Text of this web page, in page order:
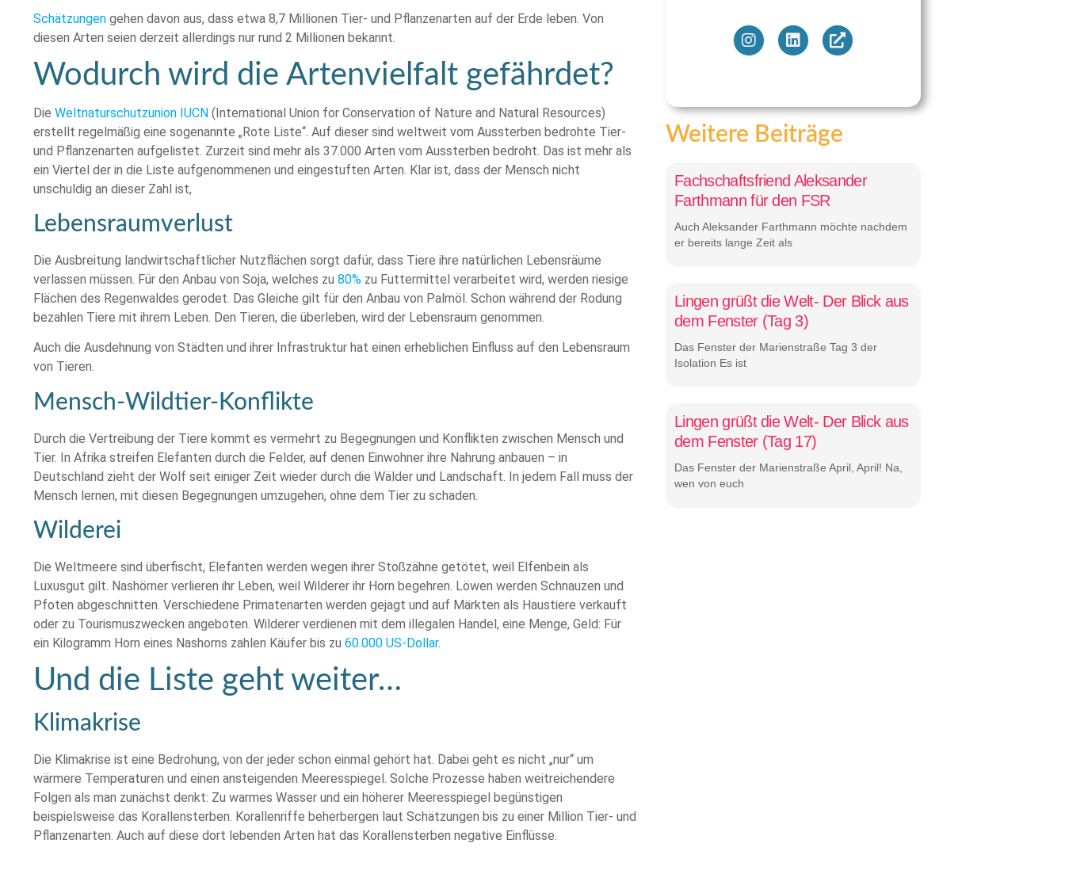
Schätzungen gehen davon aus, dass etwa 8,7 Millionen Tier- und Pflanzenarten auf der Erde leben. Von
diesen Arten seien derzeit allerdings nur rund 2 Millionen bekannt.
Wodurch wird die Artenvielfalt gefährdet?
Die Weltnaturschutzunion IUCN (International Union for Conservation of Nature and Natural Resources)
erstellt regelmäßig eine sogenannte „Rote Liste“. Auf dieser sind weltweit vom Aussterben bedrohte Tier-
und Pflanzenarten aufgelistet. Zurzeit sind mehr als 37.000 Arten vom Aussterben bedroht. Das ist mehr als
ein Viertel der in die Liste aufgenommenen und eingestuften Arten. Klar ist, dass der Mensch nicht
unschuldig an dieser Zahl ist,
Lebensraumverlust
Die Ausbreitung landwirtschaftlicher Nutzflächen sorgt dafür, dass Tiere ihre natürlichen Lebensräume
verlassen müssen. Für den Anbau von Soja, welches zu 80% zu Futtermittel verarbeitet wird, werden riesige
Flächen des Regenwaldes gerodet. Das Gleiche gilt für den Anbau von Palmöl. Schon während der Rodung
bezahlen Tiere mit ihrem Leben. Den Tieren, die überleben, wird der Lebensraum genommen.
Auch die Ausdehnung von Städten und ihrer Infrastruktur hat einen erheblichen Einfluss auf den Lebensraum
von Tieren.
Mensch-Wildtier-Konflikte
Durch die Vertreibung der Tiere kommt es vermehrt zu Begegnungen und Konflikten zwischen Mensch und
Tier. In Afrika streifen Elefanten durch die Felder, auf denen Einwohner ihre Nahrung anbauen – in
Deutschland zieht der Wolf seit einiger Zeit wieder durch die Wälder und Landschaft. In jedem Fall muss der
Mensch lernen, mit diesen Begegnungen umzugehen, ohne dem Tier zu schaden.
Wilderei
Die Weltmeere sind überfischt, Elefanten werden wegen ihrer Stoßzähne getötet, weil Elfenbein als
Luxusgut gilt. Nashörner verlieren ihr Leben, weil Wilderer ihr Horn begehren. Löwen werden Schnauzen und
Pfoten abgeschnitten. Verschiedene Primatenarten werden gejagt und auf Märkten als Haustiere verkauft
oder zu Tourismuszwecken angeboten. Wilderer verdienen mit dem illegalen Handel, eine Menge, Geld: Für
ein Kilogramm Horn eines Nashorns zahlen Käufer bis zu 60.000 US-Dollar.
Und die Liste geht weiter…
Klimakrise
Die Klimakrise ist eine Bedrohung, von der jeder schon einmal gehört hat. Dabei geht es nicht „nur“ um
wärmere Temperaturen und einen ansteigenden Meeresspiegel. Solche Prozesse haben weitreichendere
Folgen als man zunächst denkt: Zu warmes Wasser und ein höherer Meeresspiegel begünstigen
beispielsweise das Korallensterben. Korallenriffe beherbergen laut Schätzungen bis zu einer Million Tier- und
Pflanzenarten. Auch auf diese dort lebenden Arten hat das Korallensterben negative Einflüsse.
Weitere Beiträge
Fachschaftsfriend Aleksander
Farthmann für den FSR
Auch Aleksander Farthmann möchte nachdem
er bereits lange Zeit als
Lingen grüßt die Welt- Der Blick aus
dem Fenster (Tag 3)
Das Fenster der Marienstraße Tag 3 der
Isolation Es ist
Lingen grüßt die Welt- Der Blick aus
dem Fenster (Tag 17)
Das Fenster der Marienstraße April, April! Na,
wen von euch